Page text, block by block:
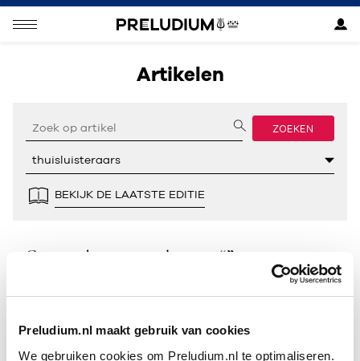
Preludium.nl maakt gebruik van cookies
We gebruiken cookies om Preludium.nl te optimaliseren.
Artikelen
ZOEKEN
BEKIJK DE LAATSTE EDITIE
Geen resultaten gevonden voor “”.